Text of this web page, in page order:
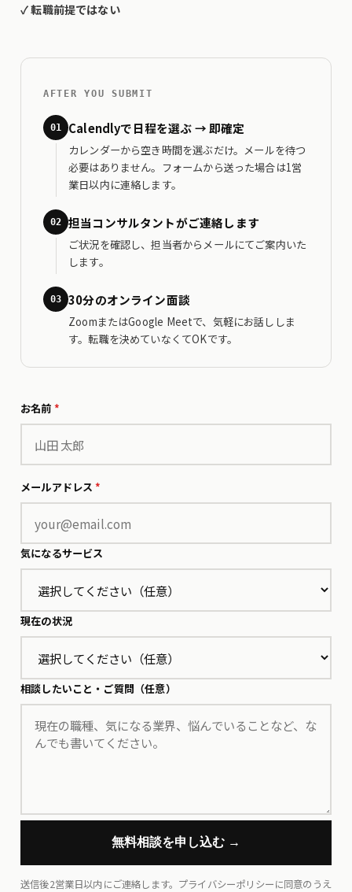
✓転職前提ではない
AFTER YOU SUBMIT
01 Calendlyで日程を選ぶ → 即確定
カレンダーから空き時間を選ぶだけ。メールを待つ
必要はありません。フォームから送った場合は1営
業日以内に連絡します。
02 担当コンサルタントがご連絡します
ご状況を確認し、担当者からメールにてご案内いた
します。
03 30分のオンライン面談
ZoomまたはGoogle Meetで、気軽にお話ししま
す。転職を決めていなくてOKです。
お名前 *
メールアドレス*
気になるサービス
現在の状況
相談したいこと・ご質問（任意）
無料相談を申し込む →
送信後2営業日以内にご連絡します。 プライバシーポリシーに同意のうえ